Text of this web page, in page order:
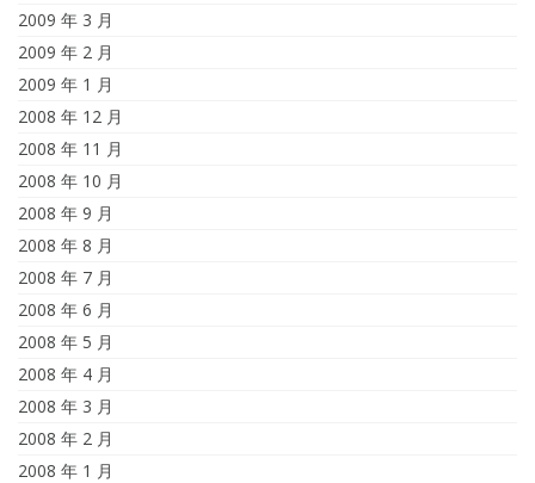
2009 年 3 月
2009 年 2 月
2009 年 1 月
2008 年 12 月
2008 年 11 月
2008 年 10 月
2008 年 9 月
2008 年 8 月
2008 年 7 月
2008 年 6 月
2008 年 5 月
2008 年 4 月
2008 年 3 月
2008 年 2 月
2008 年 1 月